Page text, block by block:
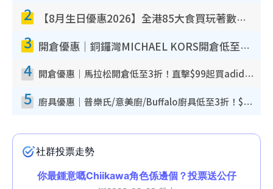
2 【8月生日優惠2026】全港85大食買玩著數攻略 自助餐/火鍋放題同行免費＋誠品/DONKI送現金券
3 開倉優惠｜銅鑼灣MICHAEL KORS開倉低至17折！直擊$500起買手袋/銀包/鞋款 必買經典Jet Set系列
4 開倉優惠｜馬拉松開倉低至3折！直擊$99起買adidas／New Balance／Puma鞋款 STANLEY保溫杯劈價至$119起
5 廚具優惠｜普樂氏/意美廚/Buffalo廚具低至3折！$89起買煎鍋／炒鑊／個人鍋 同場小家電激減至$99起